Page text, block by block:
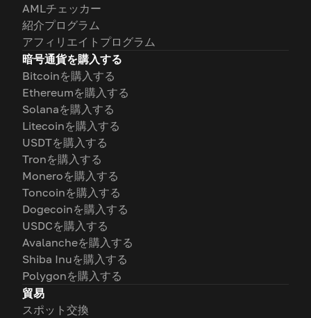
AMLチェッカー
紹介プログラム
アフィリエイトプログラム
暗号通貨を購入する
Bitcoinを購入する
Ethereumを購入する
Solanaを購入する
Litecoinを購入する
USDTを購入する
Tronを購入する
Moneroを購入する
Toncoinを購入する
Dogecoinを購入する
USDCを購入する
Avalancheを購入する
Shiba Inuを購入する
Polygonを購入する
貿易
スポット交換